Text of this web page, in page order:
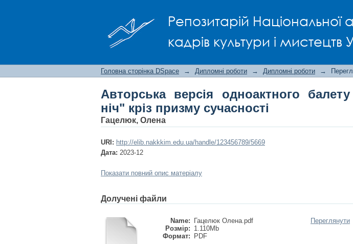
Репозитарій Національної
кадрів культури і мистецтв
Авторська версія одноактного
сучасності
Головна сторінка DSpace → Дипломні роботи → Дипломні роботи →
Авторська версія одноактного
ніч" кріз призму сучасності
Гацелюк, Олена
URI: http://elib.nakkkim.edu.ua/handle/123456789/5669
Дата: 2023-12
Показати повний опис матеріалу
Долучені файли
Name:
Гацелюк Олена.pdf
Розмір: 1.110Mb
Формат:
PDF
Переглянути